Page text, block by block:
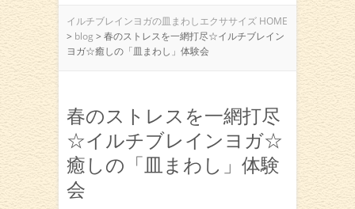
イルチブレインヨガの皿まわしエクササイズ HOME
> blog > 春のストレスを一網打尽☆イルチブレイン
ヨガ☆癒しの「皿まわし」体験会
春のストレスを一網打尽
☆イルチブレインヨガ☆
癒しの「皿まわし」体験
会